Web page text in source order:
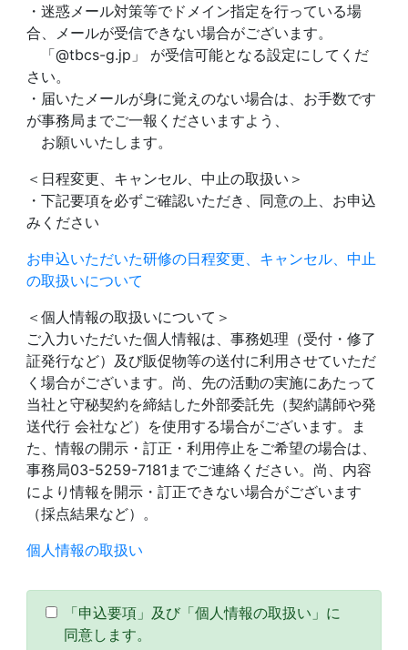
・迷惑メール対策等でドメイン指定を行っている場
合、メールが受信できない場合がございます。
「@tbcs-g.jp」 が受信可能となる設定にしてくだ
さい。
・届いたメールが身に覚えのない場合は、お手数です
が事務局までご一報くださいますよう、
お願いいたします。
＜日程変更、キャンセル、中止の取扱い＞
・下記要項を必ずご確認いただき、同意の上、お申込
みください
お申込いただいた研修の日程変更、キャンセル、中止
の取扱いについて
＜個人情報の取扱いについて＞
ご入力いただいた個人情報は、事務処理（受付・修了
証発行など）及び販促物等の送付に利用させていただ
く場合がございます。尚、先の活動の実施にあたって
当社と守秘契約を締結した外部委託先（契約講師や発
送代行 会社など）を使用する場合がございます。ま
た、情報の開示・訂正・利用停止をご希望の場合は、
事務局03-5259-7181までご連絡ください。尚、内容
により情報を開示・訂正できない場合がございます
（採点結果など）。
個人情報の取扱い
「申込要項」及び「個人情報の取扱い」に
同意します。